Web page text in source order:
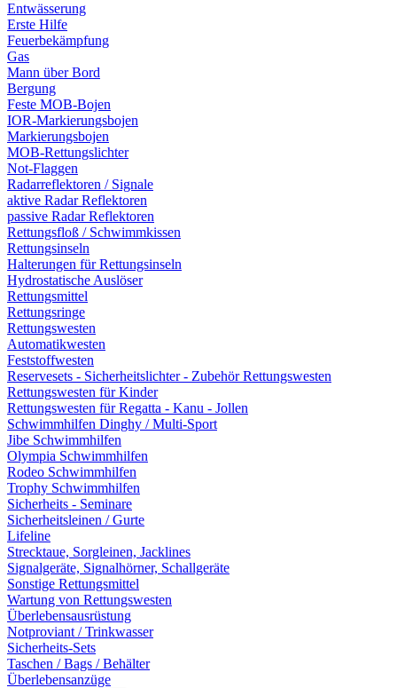
Entwässerung
Erste Hilfe
Feuerbekämpfung
Gas
Mann über Bord
Bergung
Feste MOB-Bojen
IOR-Markierungsbojen
Markierungsbojen
MOB-Rettungslichter
Not-Flaggen
Radarreflektoren / Signale
aktive Radar Reflektoren
passive Radar Reflektoren
Rettungsfloß / Schwimmkissen
Rettungsinseln
Halterungen für Rettungsinseln
Hydrostatische Auslöser
Rettungsmittel
Rettungsringe
Rettungswesten
Automatikwesten
Feststoffwesten
Reservesets - Sicherheitslichter - Zubehör Rettungswesten
Rettungswesten für Kinder
Rettungswesten für Regatta - Kanu - Jollen
Schwimmhilfen Dinghy / Multi-Sport
Jibe Schwimmhilfen
Olympia Schwimmhilfen
Rodeo Schwimmhilfen
Trophy Schwimmhilfen
Sicherheits - Seminare
Sicherheitsleinen / Gurte
Lifeline
Strecktaue, Sorgleinen, Jacklines
Signalgeräte, Signalhörner, Schallgeräte
Sonstige Rettungsmittel
Wartung von Rettungswesten
Überlebensausrüstung
Notproviant / Trinkwasser
Sicherheits-Sets
Taschen / Bags / Behälter
Überlebensanzüge